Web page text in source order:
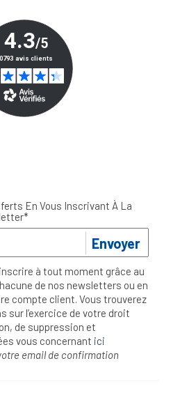
En Vous Inscrivant À La
Envoyer
à tout moment grâce au
de nos newsletters ou en
compte client. Vous trouverez
sur l’exercice de votre droit
de suppression et
vous concernant ici
email de confirmation